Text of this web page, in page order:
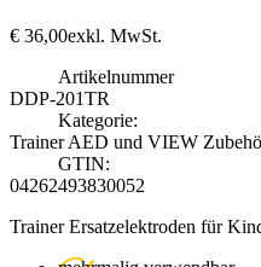
€ 36,00exkl. MwSt.
Artikelnummer
DDP-201TR
Kategorie:
Trainer AED und VIEW
GTIN:
04262493830052
Trainer Ersatzelektroden für